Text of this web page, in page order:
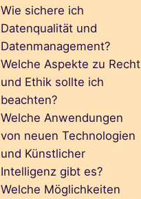
Wie sichere ich
Datenqualität und
Datenmanagement?
Welche Aspekte zu Recht
und Ethik sollte ich
beachten?
Welche Anwendungen
von neuen Technologien
und Künstlicher
Intelligenz gibt es?
Welche Möglichkeiten